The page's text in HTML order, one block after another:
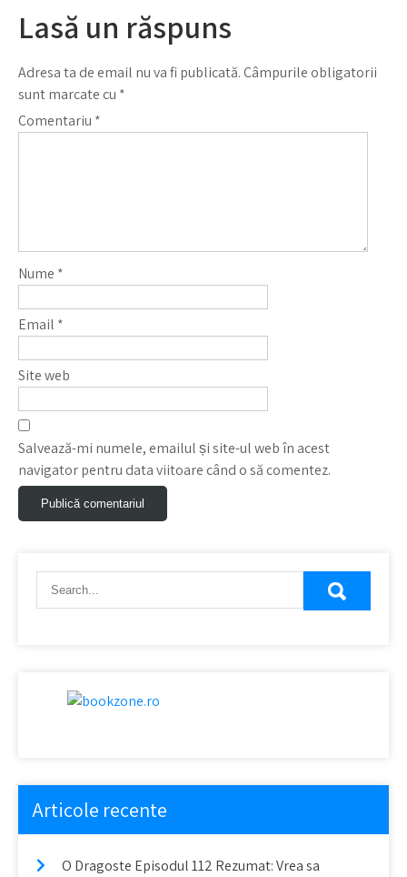
Lasă un răspuns
Adresa ta de email nu va fi publicată.Câmpurile obligatorii
sunt marcate cu *
Comentariu *
Nume *
Email *
Site web
Salvează-mi numele, emailul și site-ul web în acest
navigator pentru data viitoare când o să comentez.
Articole recente
O Dragoste Episodul 112 Rezumat: Vrea sa